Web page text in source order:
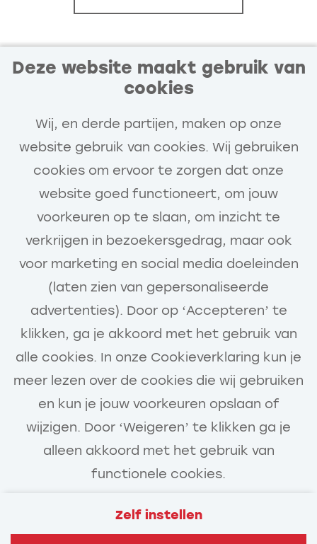
Deze website maakt gebruik van
cookies
Wij, en derde partijen, maken op onze
website gebruik van cookies. Wij gebruiken
cookies om ervoor te zorgen dat onze
website goed functioneert, om jouw
voorkeuren op te slaan, om inzicht te
verkrijgen in bezoekersgedrag, maar ook
voor marketing en social media doeleinden
(laten zien van gepersonaliseerde
advertenties). Door op ‘Accepteren’ te
klikken, ga je akkoord met het gebruik van
alle cookies. In onze Cookieverklaring kun je
meer lezen over de cookies die wij gebruiken
en kun je jouw voorkeuren opslaan of
wijzigen. Door ‘Weigeren’ te klikken ga je
alleen akkoord met het gebruik van
functionele cookies.
Zelf instellen
Blijf op de hoogte van
vacatures die bij jou passen
Ontvang vacatures van Van Gelder die
aansluiten op jouw interesses en
ontwikkeling.
Houd mij op de hoogte
Veelgestelde vragen Privacy